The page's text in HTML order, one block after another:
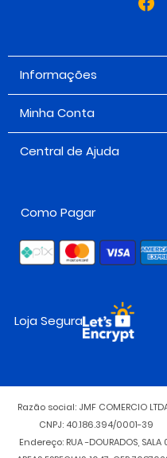
Informações
Minha Conta
Central de Ajuda
Como Pagar
Loja Segura
Razão social: JMF COMERCIO
CNPJ: 40.186.394/0001-39
Endereço: RUA -DOURADOS, SALA